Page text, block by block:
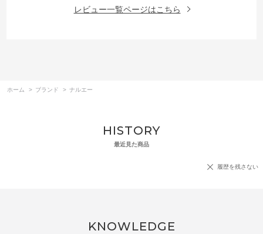
レビュー一覧ページはこちら
ホーム > ブランド > ナルエー
HISTORY
最近見た商品
履歴を残さない
KNOWLEDGE